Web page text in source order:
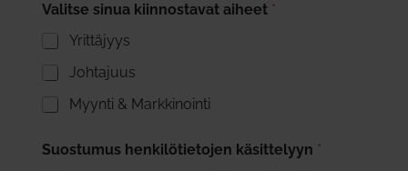
Valitse sinua kiinnostavat aiheet *
Yrittäjyys
Johtajuus
Myynti & Markkinointi
Suostumus henkilötietojen käsittelyyn *